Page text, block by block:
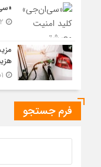
فرم جستجو